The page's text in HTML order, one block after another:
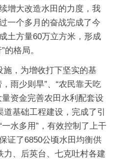
增大改造水田的力度，我
一个多月的奋战完成了今
土方量60万立方米，形成
的格局。
，为增收打下坚实的基
雨少则旱”、“农民靠天吃
资金完善农田水利配套设
基础工程建设，完成了引
水多用”，有效控制了上干
证了6850公顷水田均衡供
力、后英台、七克吐村各建